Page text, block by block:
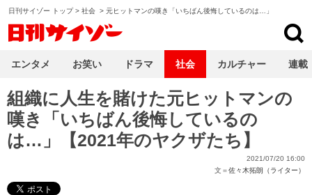
日刊サイゾー トップ> 社会 > 元ヒットマンの嘆き「いちばん後悔しているのは…」
組織に人生を賭けた元ヒットマンの
嘆き「いちばん後悔しているの
は…」【2021年のヤクザたち】
2021/07/20 16:00
文＝佐々木拓朗（ライター）
エンタメ お笑い ドラマ 社会 カルチャー 連載